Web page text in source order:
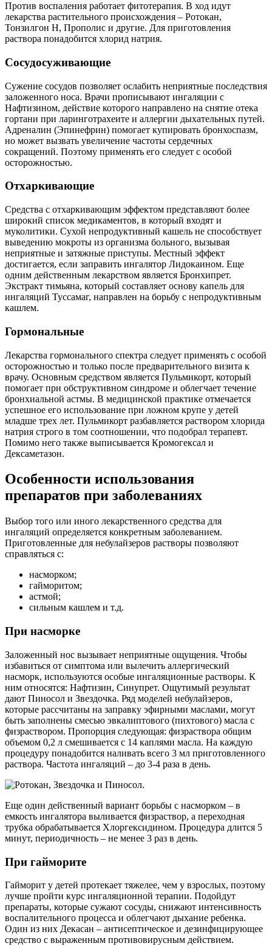
Против воспаления работает фитотерапия. В ход идут
лекарства растительного происхождения – Ротокан,
Тонзилгон Н, Прополис и другие. Для приготовления
раствора понадобится хлорид натрия.
Сосудосуживающие
Сужение сосудов позволяет ослабить неприятные последствия
заложенного носа. Врачи прописывают ингаляции с
Нафтизином, действие которого направлено на снятие отека
гортани при ларинготрахеите и аллергии дыхательных путей.
Адреналин (Эпинефрин) помогает купировать бронхоспазм,
но может вызвать увеличение частоты сердечных
сокращений. Поэтому применять его следует с особой
осторожностью.
Отхаркивающие
Средства с отхаркивающим эффектом представляют более
широкий список медикаментов, в который входят и
муколитики. Сухой непродуктивный кашель не способствует
выведению мокроты из организма больного, вызывая
неприятные и затяжные приступы. Местный эффект
достигается, если заправить ингалятор Лидокаином. Еще
одним действенным лекарством является Бронхипрет.
Экстракт тимьяна, который составляет основу капель для
ингаляций Туссамаг, направлен на борьбу с непродуктивным
кашлем.
Гормональные
Лекарства гормонального спектра следует применять с особой
осторожностью и только после предварительного визита к
врачу. Основным средством является Пульмикорт, который
помогает при обструктивном синдроме и облегчает течение
бронхиальной астмы. В медицинской практике отмечается
успешное его использование при ложном крупе у детей
младше трех лет. Пульмикорт разбавляется раствором хлорида
натрия строго в том соотношении, что подобрал терапевт.
Помимо него также выписывается Кромогексал и
Дексаметазон.
Особенности использования
препаратов при заболеваниях
Выбор того или иного лекарственного средства для
ингаляций определяется конкретным заболеванием.
Приготовленные для небулайзеров растворы позволяют
справляться с:
насморком;
гайморитом;
астмой;
сильным кашлем и т.д.
При насморке
Заложенный нос вызывает неприятные ощущения. Чтобы
избавиться от симптома или вылечить аллергический
насморк, используются особые ингаляционные растворы. К
ним относятся: Нафтизин, Синупрет. Ощутимый результат
дают Пиносол и Звездочка. Ряд моделей небулайзеров,
которые рассчитаны на заправку эфирными маслами, могут
быть заполнены смесью эвкалиптового (пихтового) масла с
физраствором. Пропорция следующая: физраствора общим
объемом 0,2 л смешивается с 14 каплями масла. На каждую
процедуру понадобится наливать всего 3 мл приготовленного
раствора. Частота ингаляций – до 3-4 раза в день.
Еще один действенный вариант борьбы с насморком – в
емкость ингалятора выливается физраствор, а переходная
трубка обрабатывается Хлоргексидином. Процедура длится 5
минут, периодичность – не менее 3 раз в день.
При гайморите
Гайморит у детей протекает тяжелее, чем у взрослых, поэтому
лучше пройти курс ингаляционной терапии. Подойдут
препараты, которые сужают сосуды, снижают интенсивность
воспалительного процесса и облегчают дыхание ребенка.
Один из них Декасан – антисептическое и дезинфицирующее
средство с выраженным противовирусным действием.